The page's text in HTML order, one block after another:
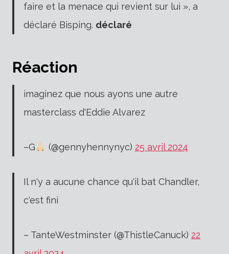
faire et la menace qui revient sur lui », a
déclaré Bisping. déclaré
Réaction
imaginez que nous ayons une autre
masterclass d'Eddie Alvarez
–G (@gennyhennynyc) 25 avril 2024
Il n'y a aucune chance qu'il bat Chandler,
c'est fini
– TanteWestminster (@ThistleCanuck) 22